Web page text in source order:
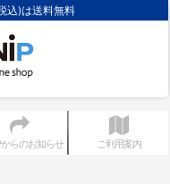
込)は送料無料
からのお知らせ ご利用案内